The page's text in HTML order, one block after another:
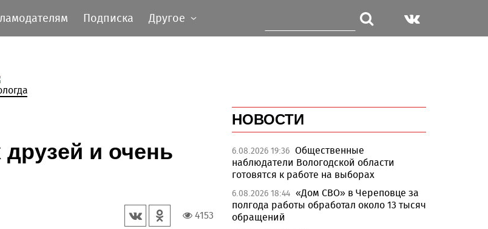
Подписка Другое
и очень
4153
НОВОСТИ
6.08.2026 19:36 Общественные
наблюдатели Вологодской области
готовятся к работе на выборах
6.08.2026 18:44 «Дом СВО» в Череповце за
полгода работы обработал около 13 тысяч
обращений